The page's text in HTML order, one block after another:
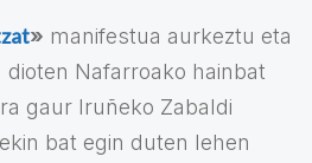
» manifestua aurkeztu eta
Nafarroako hainbat
gaur Iruñeko Zabaldi
bat egin duten lehen